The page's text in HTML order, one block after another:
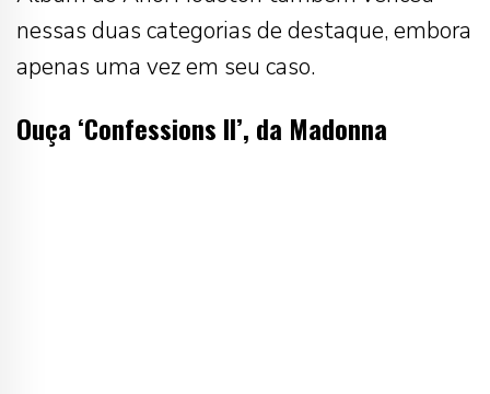
nessas duas categorias de destaque, embora
apenas uma vez em seu caso.
Ouça ‘Confessions II’, da Madonna